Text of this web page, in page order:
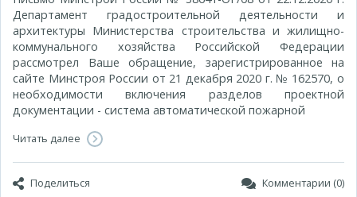
Департамент градостроительной деятельности и
архитектуры Министерства строительства и жилищно-
коммунального хозяйства Российской Федерации
рассмотрел Ваше обращение, зарегистрированное на
сайте Минстроя России от 21 декабря 2020 г. № 162570, о
необходимости включения разделов проектной
документации - система автоматической пожарной
Читать далее
Поделиться Комментарии (0)